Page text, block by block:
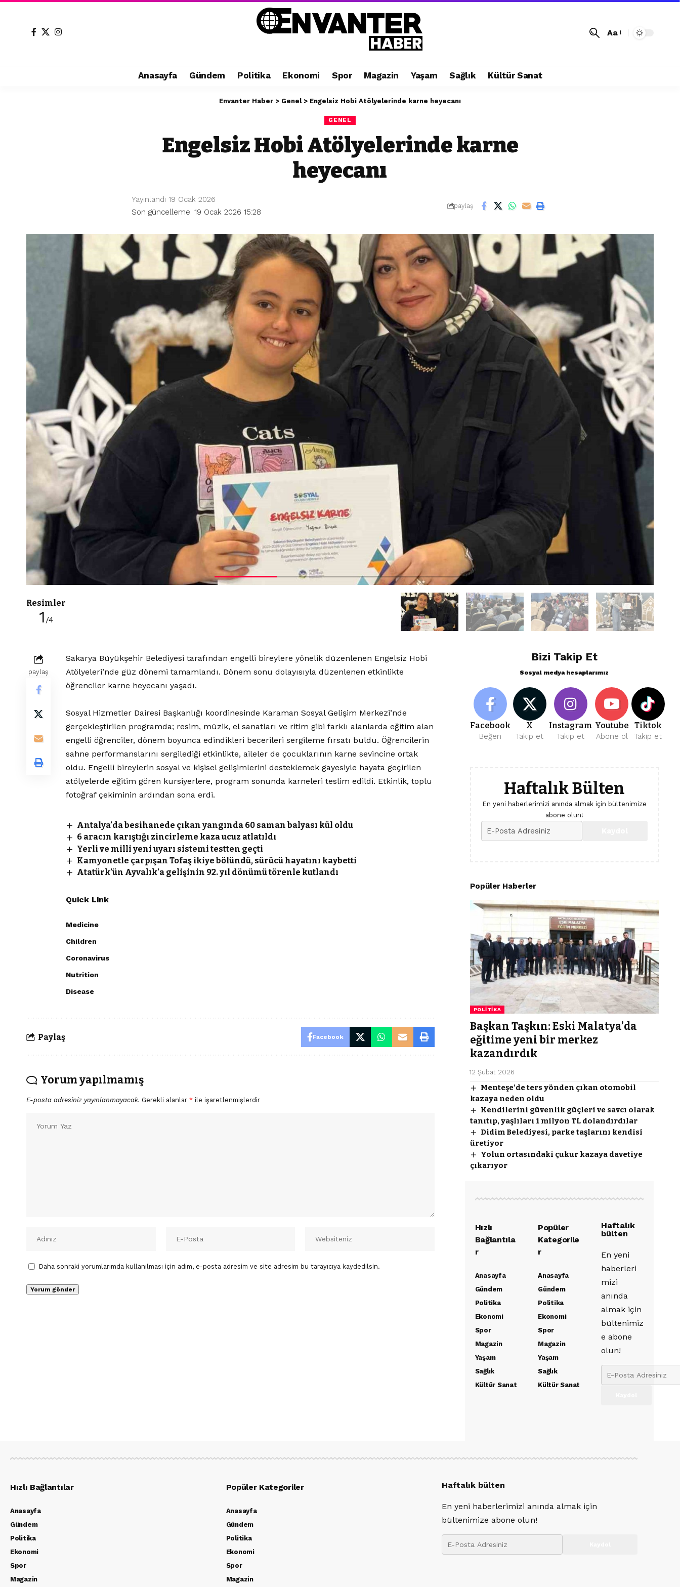
Aa
Anasayfa Gündem Politika Ekonomi Spor Magazin Yaşam Sağlık Kültür Sanat
Envanter Haber > Genel> Engelsiz Hobi Atölyelerinde karne heyecanı
GENEL
Engelsiz Hobi Atölyelerinde karne
heyecanı
Son güncelleme: 19 Ocak 2026 15:28
Yayınlandı 19 Ocak 2026
paylaş
Resimler
1 /4
paylaş
Sakarya Büyükşehir Belediyesi tarafından engelli bireylere yönelik düzenlenen Engelsiz Hobi
Atölyeleri’nde güz dönemi tamamlandı. Dönem sonu dolayısıyla düzenlenen etkinlikte
öğrenciler karne heyecanı yaşadı.
Sosyal Hizmetler Dairesi Başkanlığı koordinesinde Karaman Sosyal Gelişim Merkezi’nde
gerçekleştirilen programda; resim, müzik, el sanatları ve ritim gibi farklı alanlarda eğitim alan
engelli öğrenciler, dönem boyunca edindikleri becerileri sergileme fırsatı buldu. Öğrencilerin
sahne performanslarını sergilediği etkinlikte, aileler de çocuklarının karne sevincine ortak
oldu. Engelli bireylerin sosyal ve kişisel gelişimlerini desteklemek gayesiyle hayata geçirilen
atölyelerde eğitim gören kursiyerlere, program sonunda karneleri teslim edildi. Etkinlik, toplu
fotoğraf çekiminin ardından sona erdi.
Antalya’da besihanede çıkan yangında 60 saman balyası kül oldu
6 aracın karıştığı zincirleme kaza ucuz atlatıldı
Yerli ve milli yeni uyarı sistemi testten geçti
Kamyonetle çarpışan Tofaş ikiye bölündü, sürücü hayatını kaybetti
Atatürk’ün Ayvalık’a gelişinin 92. yıl dönümü törenle kutlandı
Quick Link
Medicine
Children
Coronavirus
Nutrition
Disease
Paylaş Facebook
Yorum yapılmamış
E-posta adresiniz yayınlanmayacak. Gerekli alanlar * ile işaretlenmişlerdir
Daha sonraki yorumlarımda kullanılması için adım, e-posta adresim ve site adresim bu tarayıcıya kaydedilsin.
Bizi Takip Et
Sosyal medya hesaplarımız
Facebook
Beğen
X
Takip et
Instagram
Takip et
Youtube
Abone ol
Tiktok
Takip et
Haftalık Bülten
En yeni haberlerimizi anında almak için bültenimize
abone olun!
Popüler Haberler
POLITIKA
Başkan Taşkın: Eski Malatya’da
eğitime yeni bir merkez
kazandırdık
12 Şubat 2026
Menteşe’de ters yönden çıkan otomobil
kazaya neden oldu
Kendilerini güvenlik güçleri ve savcı olarak
tanıtıp, yaşlıları 1 milyon TL dolandırdılar
Didim Belediyesi, parke taşlarını kendisi
üretiyor
Yolun ortasındaki çukur kazaya davetiye
çıkarıyor
Hızlı
Bağlantıla
r
Anasayfa
Gündem
Politika
Ekonomi
Spor
Magazin
Yaşam
Sağlık
Kültür Sanat
Popüler
Kategorile
r
Anasayfa
Gündem
Politika
Ekonomi
Spor
Magazin
Yaşam
Sağlık
Kültür Sanat
Haftalık
bülten
En yeni
haberleri
mizi
anında
almak için
bültenimiz
e abone
olun!
Hızlı Bağlantılar
Anasayfa
Gündem
Politika
Ekonomi
Spor
Magazin
Popüler Kategoriler
Anasayfa
Gündem
Politika
Ekonomi
Spor
Magazin
Haftalık bülten
En yeni haberlerimizi anında almak için
bültenimize abone olun!